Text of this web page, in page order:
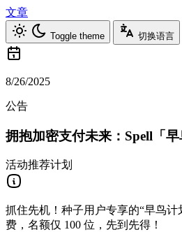
文章
Toggle theme 切换语言
8/26/2025
公告
拥抱加密支付未来：Spell「
活动推荐计划
抓住先机！种子用户专享的“早鸟
费，名额仅 100 位，先到先得！